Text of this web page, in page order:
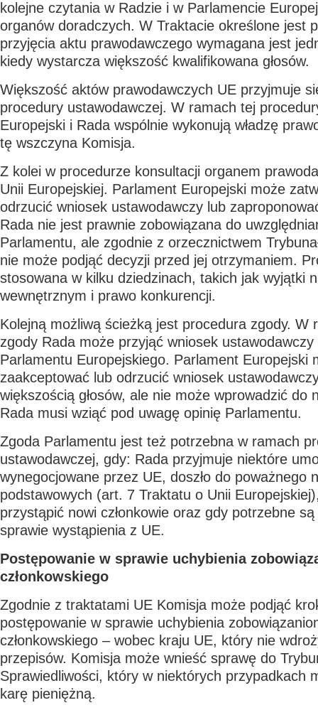
kolejne czytania w Radzie i w Parlamencie
organów doradczych. W Traktacie określone jest
przyjęcia aktu prawodawczego wymagana jest
kiedy wystarcza większość kwalifikowana głosów.
Większość aktów prawodawczych UE przyjmuje
procedury ustawodawczej. W ramach tej
Europejski i Rada wspólnie wykonują władzę
tę wszczyna Komisja.
Z kolei w procedurze konsultacji organem
Unii Europejskiej. Parlament Europejski może
odrzucić wniosek ustawodawczy lub
Rada nie jest prawnie zobowiązana do
Parlamentu, ale zgodnie z orzecznictwem
nie może podjąć decyzji przed jej otrzymaniem.
stosowana w kilku dziedzinach, takich jak wyjątki
wewnętrznym i prawo konkurencji.
Kolejną możliwą ścieżką jest procedura zgody. W
zgody Rada może przyjąć wniosek
Parlamentu Europejskiego. Parlament Europejski
zaakceptować lub odrzucić wniosek
większością głosów, ale nie może wprowadzić do
Rada musi wziąć pod uwagę opinię Parlamentu.
Zgoda Parlamentu jest też potrzebna w ramach
ustawodawczej, gdy: Rada przyjmuje niektóre
wynegocjowane przez UE, doszło do poważnego
podstawowych (art. 7 Traktatu o Unii
przystąpić nowi członkowie oraz gdy potrzebne
sprawie wystąpienia z UE.
Postępowanie w sprawie uchybienia
członkowskiego
Zgodnie z traktatami UE Komisja może podjąć
postępowanie w sprawie uchybienia
członkowskiego – wobec kraju UE, który nie
przepisów. Komisja może wnieść sprawę do
Sprawiedliwości, który w niektórych przypadkach
karę pieniężną.